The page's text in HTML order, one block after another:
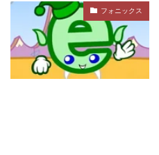
フォニックス